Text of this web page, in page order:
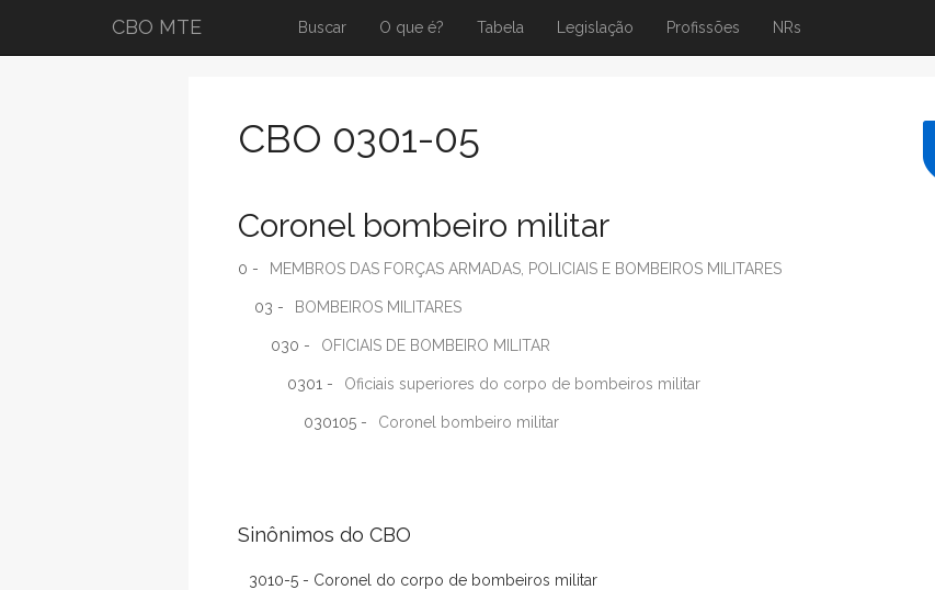
CBO MTE Buscar O que é? Tabela Legislação Profissões NRs
CBO 0301-05
Coronel bombeiro militar
0 - MEMBROS DAS FORÇAS ARMADAS, POLICIAIS E BOMBEIROS MILITARES
03 - BOMBEIROS MILITARES
030 - OFICIAIS DE BOMBEIRO MILITAR
0301 - Oficiais superiores do corpo de bombeiros militar
030105 - Coronel bombeiro militar
Sinônimos do CBO
3010-5 - Coronel do corpo de bombeiros militar